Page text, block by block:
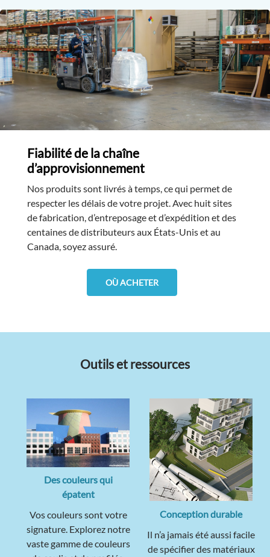
Fiabilité de la chaîne
d’approvisionnement
Nos produits sont livrés à temps, ce qui permet de
respecter les délais de votre projet. Avec huit sites
de fabrication, d’entreposage et d’expédition et des
centaines de distributeurs aux États-Unis et au
Canada, soyez assuré.
OÙ ACHETER
Outils et ressources
Des couleurs qui
épatent
Vos couleurs sont votre
signature. Explorez notre
vaste gamme de couleurs
Conception durable
Il n’a jamais été aussi facile
de spécifier des matériaux